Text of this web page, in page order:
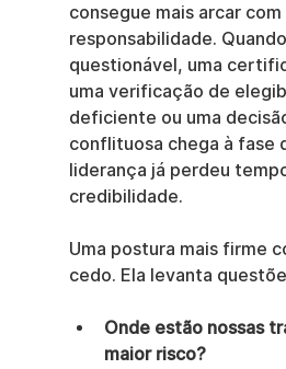
consegue mais arcar
responsabilidade.
questionável, uma
uma verificação de
deficiente ou uma
conflituosa chega à fase
liderança já perdeu
credibilidade.
Uma postura mais firme
cedo. Ela levanta
Onde estão nossas
maior risco?